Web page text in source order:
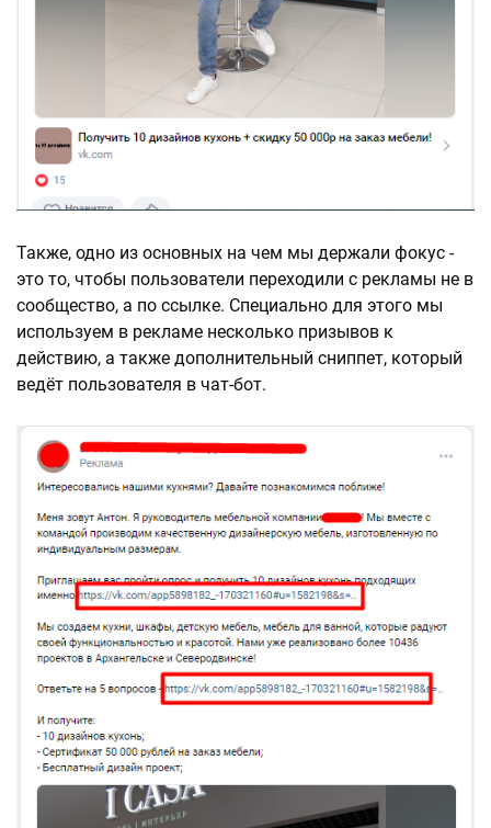
Также, одно из основных на чем мы держали фокус -
это то, чтобы пользователи переходили с рекламы не в
сообщество, а по ссылке. Специально для этого мы
используем в рекламе несколько призывов к
действию, а также дополнительный сниппет, который
ведёт пользователя в чат-бот.